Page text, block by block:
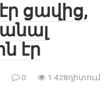
ցավից,
էր
0 1 428դիտում